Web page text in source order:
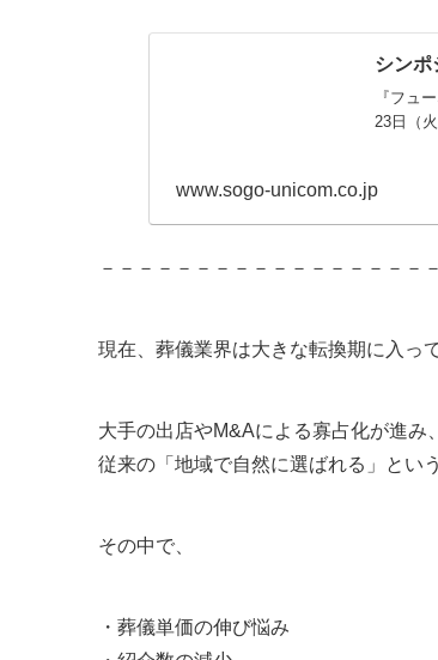
シンポ
『フュ
23日（
www.sogo-unicom.co.jp
－－－－－－－－－－－－－－－－－
現在、葬儀業界は大きな転換期に入っ
大手の出店やM&Aによる寡占化が進み
従来の「地域で自然に選ばれる」とい
その中で、
・葬儀単価の伸び悩み